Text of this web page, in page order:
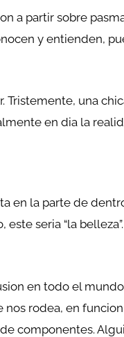
a partir sobre
y entienden,
una
en dia la
en la parte de
seri­a “la
en todo el
rodea, en
componentes.